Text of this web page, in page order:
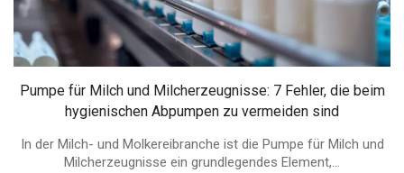
Pumpe für Milch und Milcherzeugnisse: 7 Fehler, die beim
hygienischen Abpumpen zu vermeiden sind
In der Milch- und Molkereibranche ist die Pumpe für Milch und
Milcherzeugnisse ein grundlegendes Element,...